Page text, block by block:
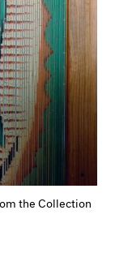
the Collection